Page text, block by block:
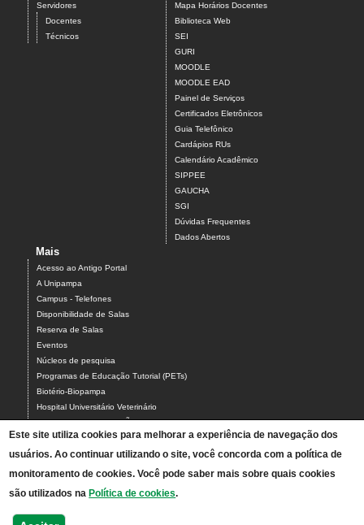
Servidores
Docentes
Técnicos
Mapa Horários Docentes
Biblioteca Web
SEI
GURI
MOODLE
MOODLE EAD
Painel de Serviços
Certificados Eletrônicos
Guia Telefônico
Cardápios RUs
Calendário Acadêmico
SIPPEE
GAUCHA
SGI
Dúvidas Frequentes
Dados Abertos
Mais
Acesso ao Antigo Portal
A Unipampa
Campus - Telefones
Disponibilidade de Salas
Reserva de Salas
Eventos
Núcleos de pesquisa
Programas de Educação Tutorial (PETs)
Biotério-Biopampa
Hospital Universitário Veterinário
Chamados MANUTENÇÃO PREDIAL E AR-CONDICIONADO
Chamados TIC-ASCOM-DIV BIBLIOTECAS-PROCADI
Comissão Eleitoral Local (CEL campus Uruguaiana)
Coordenação Local de Laboratórios
PDI 2025-2029
Agenda Espaço UnipampaKids
Este site utiliza cookies para melhorar a experiência de navegação dos
usuários. Ao continuar utilizando o site, você concorda com a política de
monitoramento de cookies. Você pode saber mais sobre quais cookies
são utilizados na Política de cookies.